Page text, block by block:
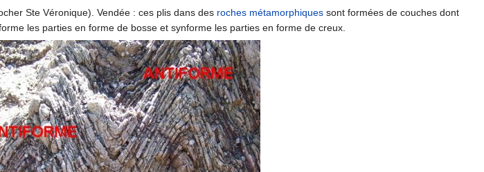
Ste Véronique). Vendée : ces plis dans des roches métamorphiques sont formées de couches dont
les parties en forme de bosse et synforme les parties en forme de creux.